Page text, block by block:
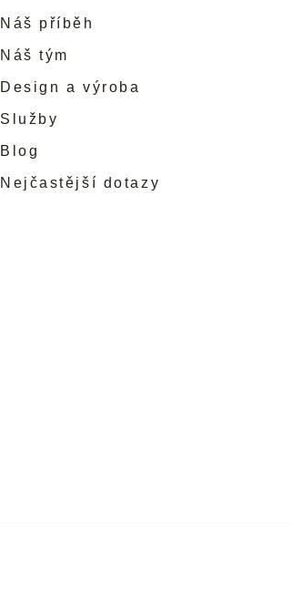
Náš příběh
Náš tým
Design a výroba
Služby
Blog
Nejčastější dotazy